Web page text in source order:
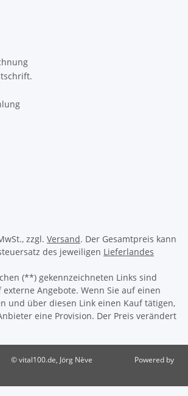
zzgl. Versand. Der Gesamtpreis kann
des jeweiligen Lieferlandes
(**) gekennzeichneten Links sind
externe Angebote. Wenn Sie auf einen
und über diesen Link einen Kauf tätigen,
eine Provision. Der Preis verändert
© vital100.de, Jörg Nève
Powered by